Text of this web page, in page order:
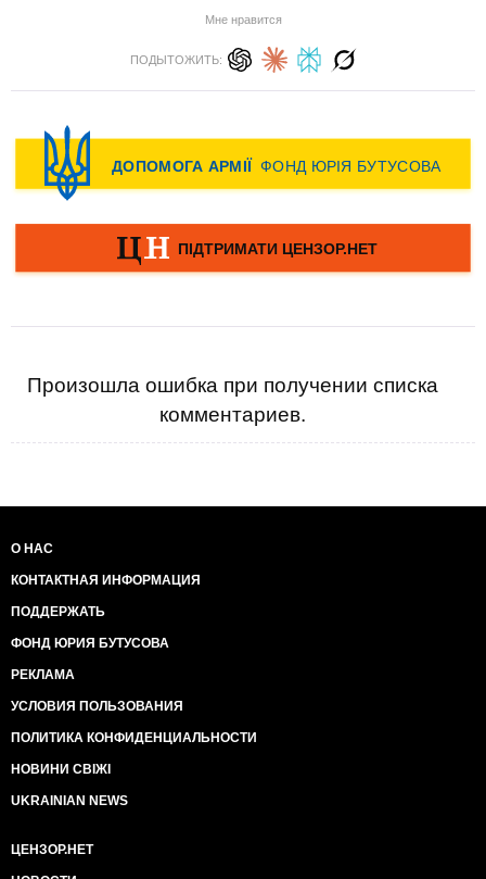
Мне нравится
ПОДЫТОЖИТЬ:
Произошла ошибка при получении списка
комментариев.
О НАС
КОНТАКТНАЯ ИНФОРМАЦИЯ
ПОДДЕРЖАТЬ
ФОНД ЮРИЯ БУТУСОВА
РЕКЛАМА
УСЛОВИЯ ПОЛЬЗОВАНИЯ
ПОЛИТИКА КОНФИДЕНЦИАЛЬНОСТИ
НОВИНИ СВІЖІ
UKRAINIAN NEWS
ЦЕНЗОР.НЕТ